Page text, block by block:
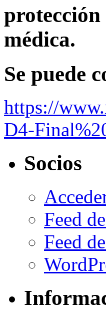
protección
médica.
Se puede
https://
D4-
Socios
Feed
Feed